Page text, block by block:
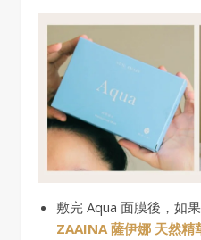
敷完 Aqua 面膜後，如
ZAAINA 薩伊娜 天然精